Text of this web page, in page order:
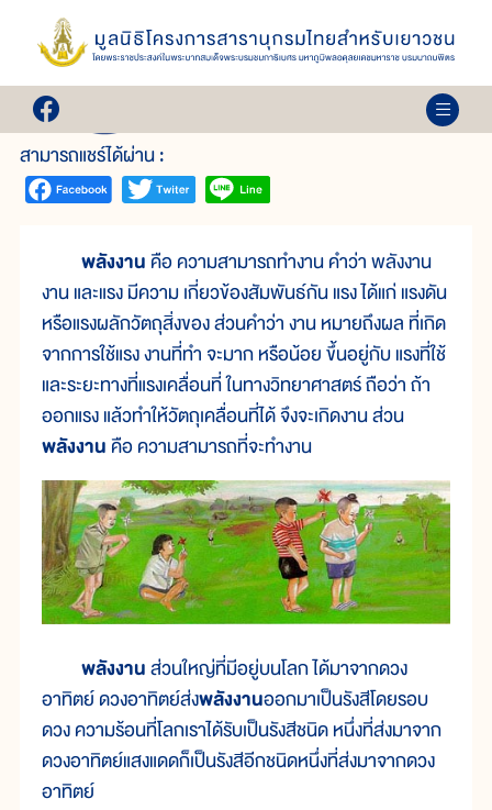
เล่ม 1
สามารถแชร์ได้ผ่าน :
พลังงานคือ ความสามารถทำงาน คำว่า พลังงาน
งาน และแรง มีความ เกี่ยวข้องสัมพันธ์กัน แรง ได้แก่ แรงดัน
หรือแรงผลักวัตถุสิ่งของ ส่วนคำว่า งาน หมายถึงผล ที่เกิด
จากการใช้แรง งานที่ทำ จะมาก หรือน้อย ขึ้นอยู่กับ แรงที่ใช้
และระยะทางที่แรงเคลื่อนที่ ในทางวิทยาศาสตร์ ถือว่า ถ้า
ออกแรง แล้วทำให้วัตถุเคลื่อนที่ได้ จึงจะเกิดงาน ส่วน
พลังงานคือ ความสามารถที่จะทำงาน
พลังงานส่วนใหญ่ที่มีอยู่บนโลก ได้มาจากดวง
อาทิตย์ ดวงอาทิตย์ส่งพลังงานออกมาเป็นรังสีโดยรอบ
ดวง ความร้อนที่โลกเราได้รับเป็นรังสีชนิด หนึ่งที่ส่งมาจาก
ดวงอาทิตย์แสงแดดก็เป็นรังสีอีกชนิดหนึ่งที่ส่งมาจากดวง
อาทิตย์